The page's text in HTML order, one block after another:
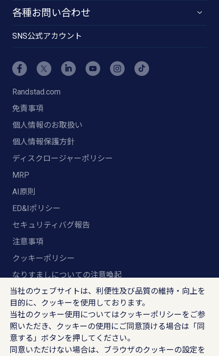
各種お問い合わせ
SNS公式アカウント
Randstad.com
免責事項
個人情報のお取扱い
個人情報保護方針
ディスクロージャーポリシー
MRP
AI原則
ED&Iポリシー
セキュリティバグ報告
注意事項
クッキーポリシー
なりすましについての注意喚起
グローバル安全衛生ポリシー
マルチステークホルダー方針
ランスタッド株式会社
〒102-8578 東京都千代田区紀尾井町4-1 ニューオー
当社のウェブサイトは、利便性及び品質の維持・向上を
目的に、クッキーを使用しております。
当社のクッキー使用についてはクッキーポリシーをご参
照いただき、クッキーの使用にご同意頂ける場合は「同
意する」ボタンを押してください。
同意いただけない場合は、ブラウザのクッキーの設定を